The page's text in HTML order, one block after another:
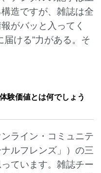
造ですが、雑誌は全
がバッと入ってく
届ける”力がある。そ
験価値とは何でしょう
ライン・コミュニテ
ルフレンズ」）の三
ています。雑誌チー